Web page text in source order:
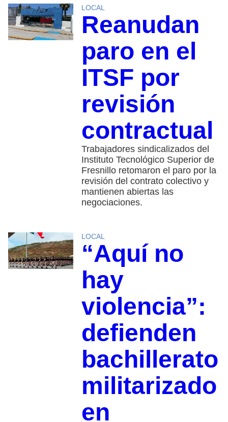
LOCAL
Reanudan
paro en el
ITSF por
revisión
contractual
Trabajadores sindicalizados del
Instituto Tecnológico Superior de
Fresnillo retomaron el paro por la
revisión del contrato colectivo y
mantienen abiertas las
negociaciones.
LOCAL
“Aquí no
hay
violencia”:
defienden
bachillerato
militarizado
en